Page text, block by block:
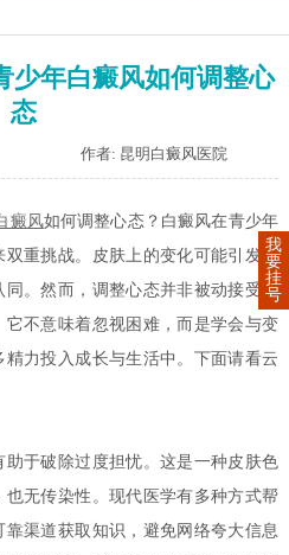
少年白癜风如何调整心
态
作者: 昆明白癜风医院
癜风如何调整心态？白癜风在青少年
重挑战。皮肤上的变化可能引发外
。然而，调整心态并非被动接受，
不意味着忽视困难，而是学会与变
力投入成长与生活中。下面请看云
于破除过度担忧。这是一种皮肤色
无传染性。现代医学有多种方式帮
渠道获取知识，避免网络夸大信息
我
要
挂
号